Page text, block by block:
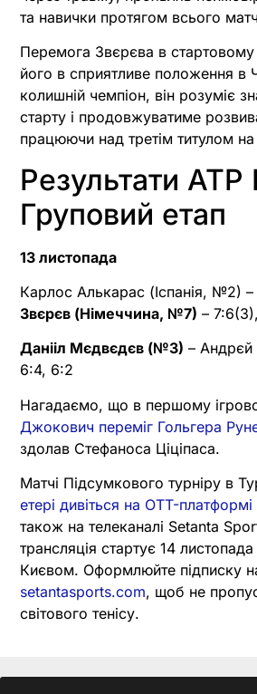
та навички протягом всього
Перемога Звєрєва в стартовому
його в сприятливе положення в
колишній чемпіон, він розуміє
старту і продовжуватиме
працюючи над третім титулом на
Результати ATP
Груповий етап
13 листопада
Карлос Алькарас (Іспанія, №2) –
Звєрєв (Німеччина, №7) –
Данііл Мєдвєдєв (№3) –
6:4, 6:2
Нагадаємо, що в першому
Джокович переміг Гольгера
здолав Стефаноса Ціціпаса.
Матчі Підсумкового турніру в
етері дивіться на OTT-
також на телеканалі Setanta
трансляція стартує 14
Києвом. Оформлюйте підписку
setantasports.com, щоб не
світового тенісу.